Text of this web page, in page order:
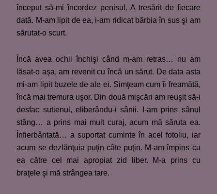
început să-mi încordez penisul. A tresărit de fiecare
dată. M-am lipit de ea, i-am ridicat bărbia în sus şi am
sărutat-o scurt.
Încă avea ochii închişi când m-am retras… nu am
lăsat-o aşa, am revenit cu încă un sărut. De data asta
mi-am lipit buzele de ale ei. Simţeam cum îi freamătă,
încă mai tremura uşor. Din două mişcări am reuşit să-i
desfac sutienul, eliberându-i sânii. I-am prins sânul
stâng… a prins mai mult curaj, acum mă săruta ea.
Înfierbântată… a suportat cuminte în acel fotoliu, iar
acum se dezlănţuia puţin câte puţin. M-am împins cu
ea către cel mai apropiat zid liber. M-a prins cu
braţele şi mă strângea tare.